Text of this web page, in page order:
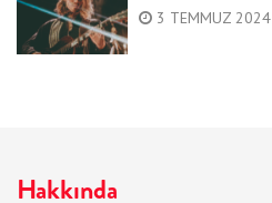
3 TEMMUZ 2024
Hakkında